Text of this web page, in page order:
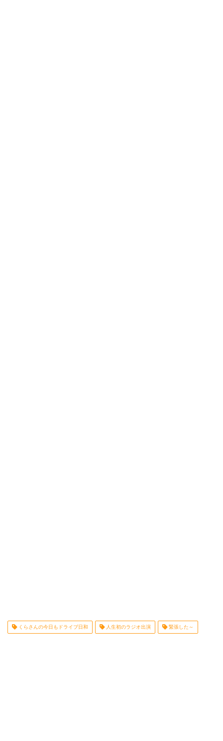
くらさんの今日もドライブ日和 人生初のラジオ出演 緊張した～